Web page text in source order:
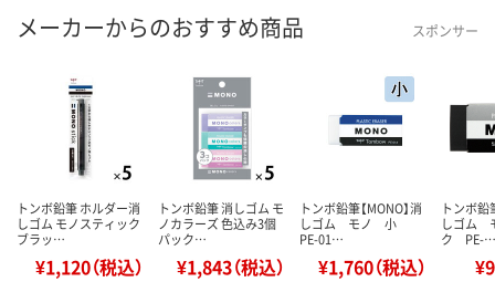
メーカーからのおすすめ商品 スポンサー
トンボ鉛筆 ホルダー消
しゴム モノスティック
ブラッ…
¥1,120（税込）
トンボ鉛筆 消しゴム モ
ノカラーズ 色込み3個
パック…
¥1,843（税込）
トンボ鉛筆【MONO】消
しゴム モノ 小
PE-01…
¥1,760（税込）
トンボ鉛
しゴム
ク PE-…